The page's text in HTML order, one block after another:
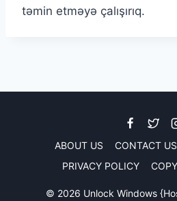
təmin etməyə çalışırıq.
ABOUT US CONTACT US
PRIVACY POLICY
© 2026 Unlock Windows